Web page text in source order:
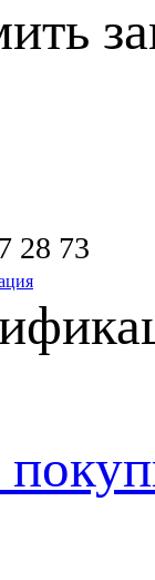
28 73